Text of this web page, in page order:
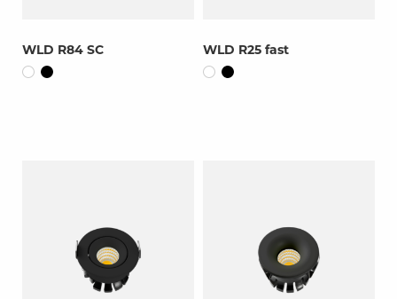
WLD R84 SC WLD R25 fast